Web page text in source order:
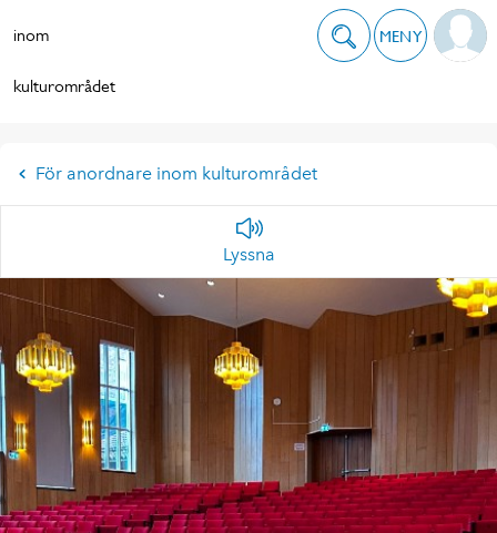
inom
kulturområdet
MENY
För anordnare inom kulturområdet
Lyssna